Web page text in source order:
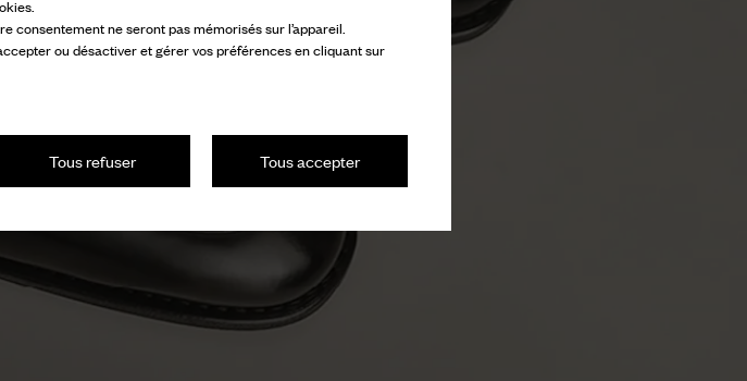
consentement ne seront pas mémorisés sur l’appareil.
ou désactiver et gérer vos préférences en cliquant sur
Tous accepter
Tous refuser